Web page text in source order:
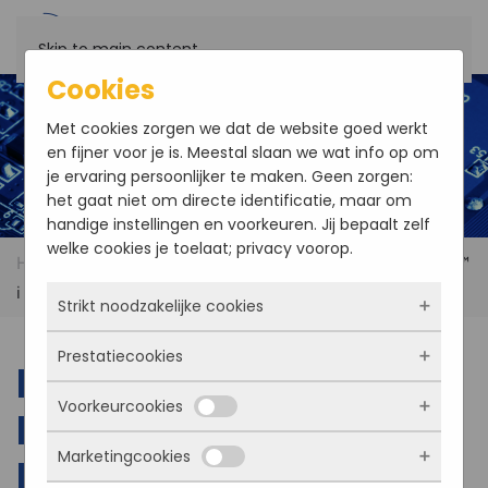
Skip to main content
Home Products
Darveen MBC-2400 Intel® Core™
i Fanless Box Computer
Darveen MBC-2400
Intel® Core™ i Fanless
Cookies
Met cookies zorgen we dat de website goed werkt
en fijner voor je is. Meestal slaan we wat info op om
je ervaring persoonlijker te maken. Geen zorgen:
het gaat niet om directe identificatie, maar om
handige instellingen en voorkeuren. Jij bepaalt zelf
welke cookies je toelaat; privacy voorop.
Strikt noodzakelijke cookies
Deze cookies zorgen ervoor dat de website
überhaupt werkt. Ze zijn dus altijd actief en
kunnen niet worden uitgezet. Meestal worden
ze alleen geplaatst als jij iets doet, zoals
inloggen, een formulier invullen of je
Prestatiecookies
Met deze cookies zien we hoe vaak onze site
bezocht wordt, waar bezoekers vandaan
komen en welke pagina’s populair zijn. Zo
Voorkeurcookies
Deze cookies onthouden jouw voorkeuren.
Marketingcookies